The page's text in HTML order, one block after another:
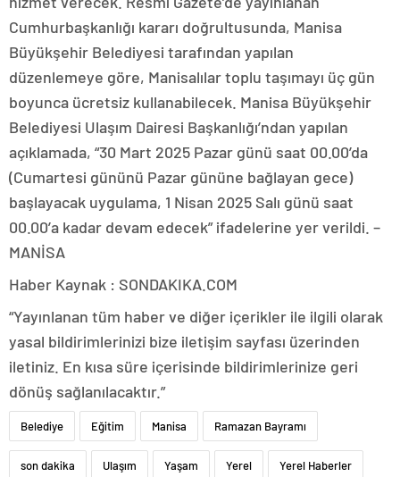
Cumhurbaşkanlığı kararı doğrultusunda, Manisa
Büyükşehir Belediyesi tarafından yapılan
düzenlemeye göre, Manisalılar toplu taşımayı üç gün
boyunca ücretsiz kullanabilecek. Manisa Büyükşehir
Belediyesi Ulaşım Dairesi Başkanlığı’ndan yapılan
açıklamada, “30 Mart 2025 Pazar günü saat 00.00’da
(Cumartesi gününü Pazar gününe bağlayan gece)
başlayacak uygulama, 1 Nisan 2025 Salı günü saat
00.00’a kadar devam edecek” ifadelerine yer verildi. –
MANİSA
Haber Kaynak : SONDAKIKA.COM
“Yayınlanan tüm haber ve diğer içerikler ile ilgili olarak
yasal bildirimlerinizi bize iletişim sayfası üzerinden
iletiniz. En kısa süre içerisinde bildirimlerinize geri
dönüş sağlanılacaktır.”
Belediye Eğitim Manisa Ramazan Bayramı
son dakika Ulaşım Yaşam Yerel Yerel Haberler